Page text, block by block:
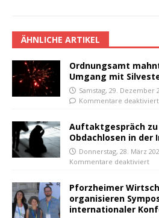
ÄHNLICHE ARTIKEL
Ordnungsamt
Umgang mit
Samstag, 29. Dezember
Kommentare deaktiviert
Auftaktgespräch
Obdachlosen in der
Donnerstag, 28. März
Kommentare deaktiviert
Pforzheimer
organisieren
internationaler